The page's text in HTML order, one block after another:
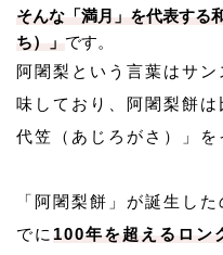
そんな「満月」を代表する
ち）」 です。
阿闍梨という言葉はサ
味しており、阿闍梨餅
代笠（あじろがさ）」を
「阿闍梨餅」が誕生し
でに 100年を超えるロン